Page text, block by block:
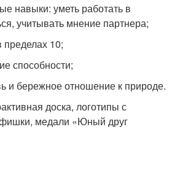
навыки: уметь работать в
учитывать мнение партнера;
пределах 10;
способности;
и бережное отношение к природе.
доска, логотипы с
медали «Юный друг